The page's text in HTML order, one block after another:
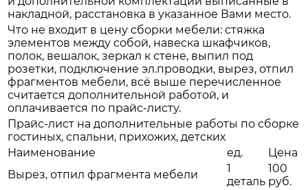
накладной, расстановка в указанное Вами место.
Что не входит в цену сборки мебели: стяжка
элементов между собой, навеска шкафчиков,
полок, вешалок, зеркал к стене, выпил под
розетки, подключение эл.проводки, вырез, отпил
фрагментов мебели, всё выше перечисленное
считается дополнительной работой, и
оплачивается по прайс-листу.
Прайс-лист на дополнительные работы по сборке
гостиных, спальни, прихожих, детских
Наименование
ед.
Цена
Вырез, отпил фрагмента мебели
1
деталь
100
руб.